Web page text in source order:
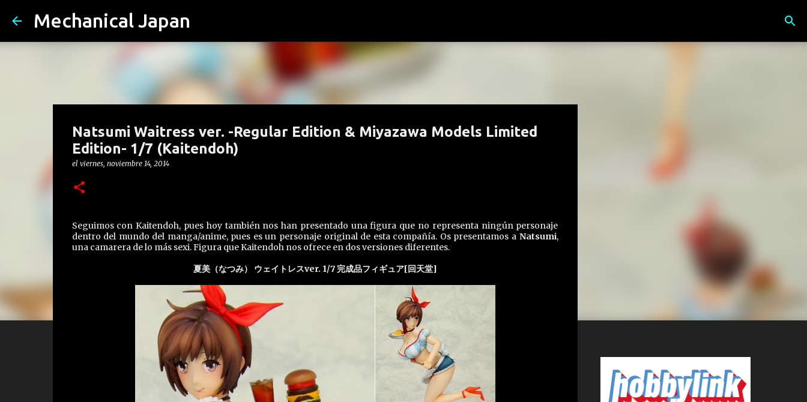
Mechanical Japan
Natsumi Waitress ver. -Regular Edition & Miyazawa Models Limited
Edition- 1/7 (Kaitendoh)
el viernes, noviembre 14, 2014
Seguimos con Kaitendoh, pues hoy también nos han presentado una figura que no representa ningún personaje
dentro del mundo del manga/anime, pues es un personaje original de esta compañía. Os presentamos a Natsumi,
una camarera de lo más sexi. Figura que Kaitendoh nos ofrece en dos versiones diferentes.
夏美（なつみ） ウェイトレスver. 1/7 完成品フィギュア[回天堂]